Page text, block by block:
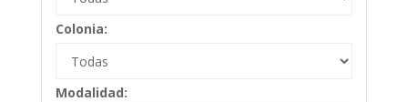
Colonia:
Modalidad: